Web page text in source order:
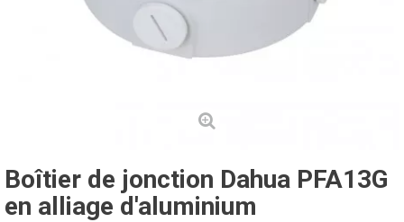
Boîtier de jonction Dahua PFA13G
en alliage d'aluminium